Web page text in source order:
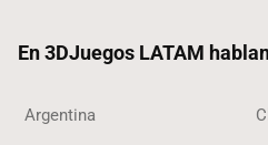
En 3DJuegos LATAM
Argentina